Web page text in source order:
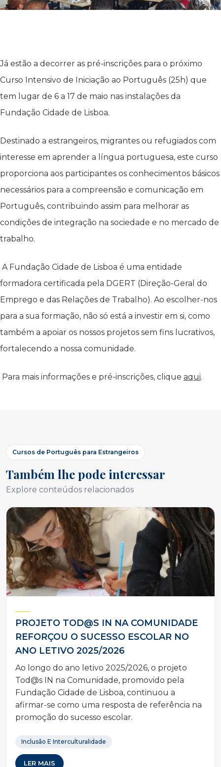
Já estão a decorrer as pré-inscrições para o próximo
Curso Intensivo de Iniciação ao Português (25h) que
tem lugar de 6 a 17 de maio nas instalações da
Fundação Cidade de Lisboa.
Destinado a estrangeiros, migrantes ou refugiados com
interesse em aprender a língua portuguesa, este curso
proporciona aos participantes os conhecimentos básicos
necessários para a compreensão e comunicação em
Português, contribuindo assim para melhorar as
condições de integração na sociedade e no mercado de
trabalho.
A Fundação Cidade de Lisboa é uma entidade
formadora certificada pela DGERT (Direção-Geral do
Emprego e das Relações de Trabalho). Ao escolher-nos
para a sua formação, não só está a investir em si, como
também a apoiar os nossos projetos sem fins lucrativos,
fortalecendo a nossa comunidade.
Para mais informações e pré-inscrições, clique aqui.
Cursos de Português para Estrangeiros
Também lhe pode interessar
Explore conteúdos relacionados
PROJETO TOD@S IN NA COMUNIDADE
REFORÇOU O SUCESSO ESCOLAR NO
ANO LETIVO 2025/2026
Ao longo do ano letivo 2025/2026, o projeto
Tod@s IN na Comunidade, promovido pela
Fundação Cidade de Lisboa, continuou a
afirmar-se como uma resposta de referência na
promoção do sucesso escolar.
Inclusão E Interculturalidade
LER MAIS